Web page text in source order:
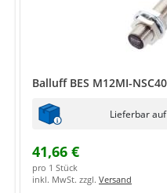
Balluff BES M12MI-
Lieferbar
41,66 €
pro 1 Stück
inkl. MwSt. zzgl. Versand